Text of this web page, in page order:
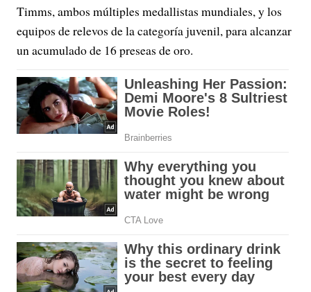
Timms, ambos múltiples medallistas mundiales, y los
equipos de relevos de la categoría juvenil, para alcanzar
un acumulado de 16 preseas de oro.